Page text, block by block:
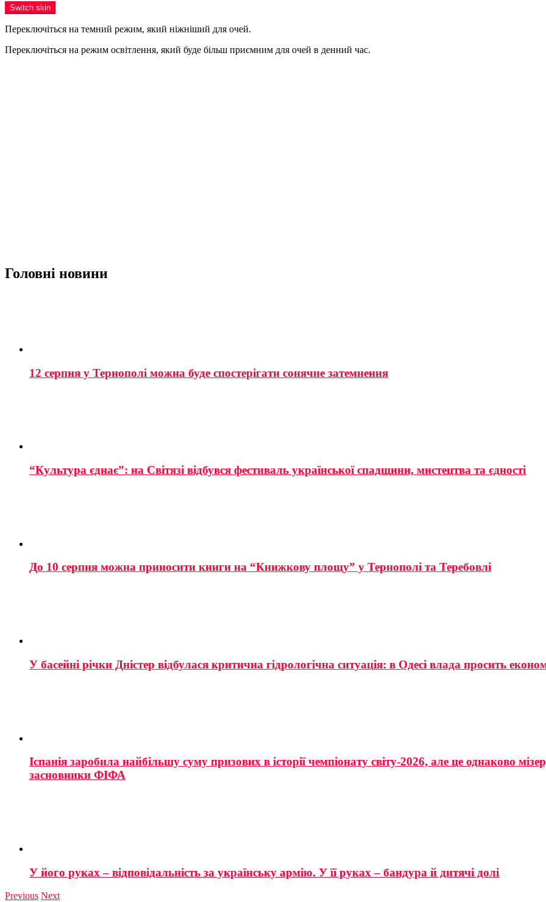
Switch skin
Переключіться на темний режим, який ніжніший для очей.
Переключіться на режим освітлення, який буде більш приємним для очей в денний час.
Головні новини
12 серпня у Тернополі можна буде спостерігати сонячне затемнення
“Культура єднає”: на Світязі відбувся фестиваль української спадщини, мистецтва та єдності
До 10 серпня можна приносити книги на “Книжкову площу” у Тернополі та Теребовлі
У басейні річки Дністер відбулася критична гідрологічна ситуація: в Одесі влада просить
Іспанія заробила найбільшу суму призових в історії чемпіонату світу-2026, але це однаково
засновники ФІФА
У його руках – відповідальність за українську армію. У її руках – бандура й дитячі долі
Previous Next